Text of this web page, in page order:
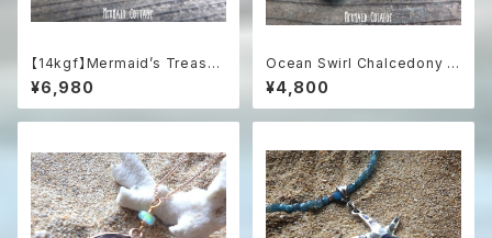
【14kgf】Mermaid’s Treasur
e Multi-Gemstone Bracele
t海の宝物と遊色オパールのマル
チカラー天然石ブレスレット
¥6,980
Ocean Swirl Chalcedony *
Sea blue* 波の渦から滴るシ
ーブルーカルセドニーのボヘミ
アンピアス
¥4,800